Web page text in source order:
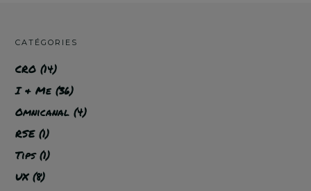
CATÉGORIES
CRO (14)
I & Me (36)
Omnicanal (4)
RSE(1)
Tips(1)
UX(8)